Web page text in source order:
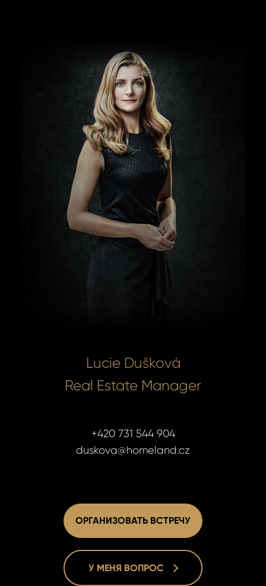
Lucie Dušková
Real Estate Manager
+420 731 544 904
duskova@homeland.cz
ОРГАНИЗОВАТЬ ВСТРЕЧУ
У МЕНЯ ВОПРОС